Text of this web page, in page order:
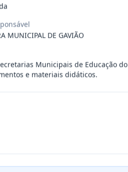
TEC
AUTO...
MUNICIPAL DE GAVIÃO
Municipais de Educação do
e materiais didáticos.